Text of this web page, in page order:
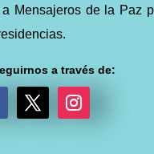
Mensajeros de la Paz
a través de: